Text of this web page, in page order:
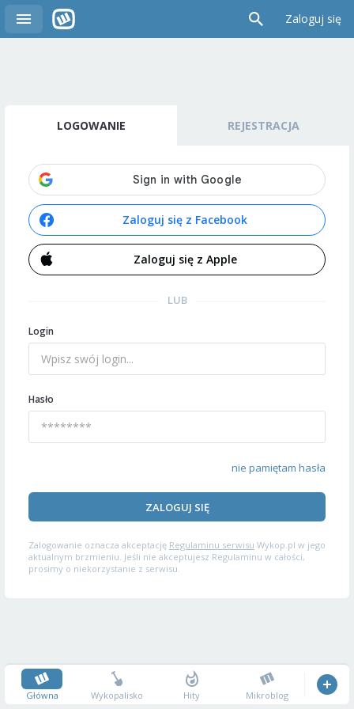
Zaloguj się
LOGOWANIE REJESTRACJA
Zaloguj się z Facebook
Zaloguj się z Apple
LUB
Login
Hasło
nie pamiętam hasła
ZALOGUJ SIĘ
Zalogowanie oznacza akceptację Regulaminu serwisu Wykop.pl w jego
aktualnym brzmieniu. Jeśli nie akceptujesz Regulaminu w całości,
prosimy o niekorzystanie z serwisu.
Główna Wykopalisko Hity Mikroblog